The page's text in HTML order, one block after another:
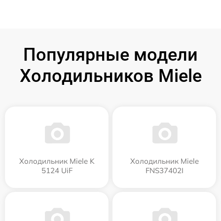
Популярные модели
Холодильников Miele
Холодильник Miele K
5124 UiF
Холодильник Miele
FNS37402I